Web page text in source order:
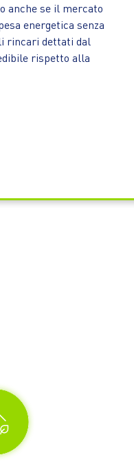
anche se il mercato
energetica senza
rincari dettati dal
rispetto alla